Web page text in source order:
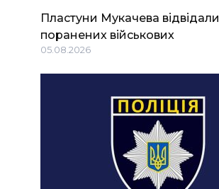
Пластуни Мукачева відвідали
поранених військових
05.08.2026